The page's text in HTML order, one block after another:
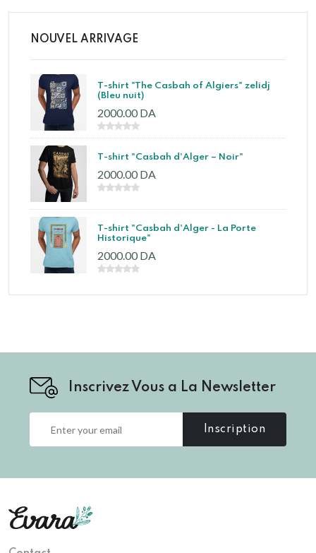
NOUVEL ARRIVAGE
T-shirt "The Casbah of Algiers" zelidj
(Bleu nuit)
2000.00 DA
T-shirt "Casbah d'Alger – Noir"
2000.00 DA
T-shirt "Casbah d'Alger - La Porte
Historique"
2000.00 DA
Inscrivez Vous a La Newsletter
Inscription